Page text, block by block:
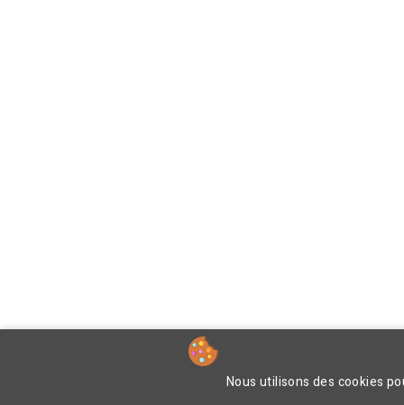
Nous utilisons des cookies